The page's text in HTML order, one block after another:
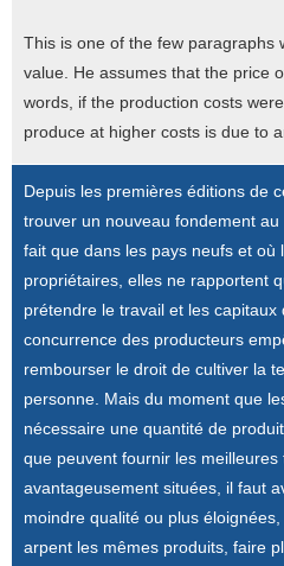
This is one of the few paragraphs
value. He assumes that the price
words, if the production costs
produce at higher costs is due to
Depuis les premières éditions de
trouver un nouveau fondement
fait que dans les pays neufs et
propriétaires, elles ne rapportent
prétendre le travail et les
concurrence des producteurs
rembourser le droit de cultiver la
personne. Mais du moment que
nécessaire une quantité de
que peuvent fournir les meilleures
avantageusement situées, il faut
moindre qualité ou plus
arpent les mêmes produits, faire